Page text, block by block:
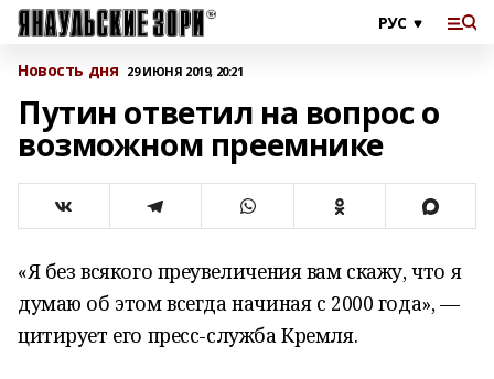
Новость дня 29 ИЮНЯ 2019, 20:21
Путин ответил на вопрос о
возможном преемнике
«Я без всякого преувеличения вам скажу, что я
думаю об этом всегда начиная с 2000 года», —
цитирует его пресс-служба Кремля.